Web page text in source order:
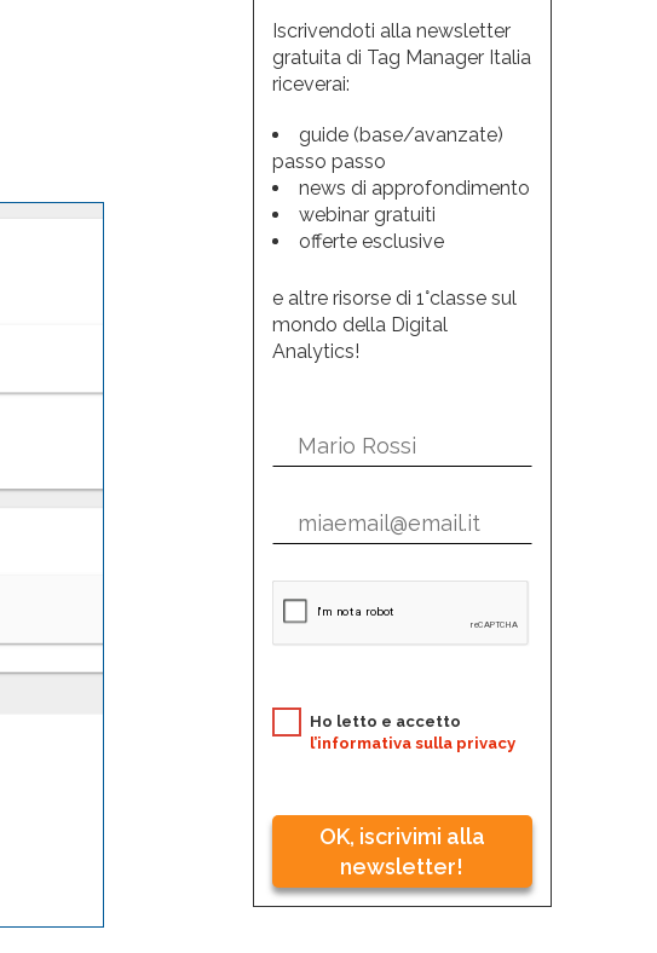
Iscrivendoti alla newsletter
gratuita di Tag Manager Italia
riceverai:
guide (base/avanzate)
passo passo
news di approfondimento
webinar gratuiti
offerte esclusive
e altre risorse di 1°classe sul
mondo della Digital
Analytics!
Ho letto e accetto
l’informativa sulla privacy
OK, iscrivimi alla
newsletter!